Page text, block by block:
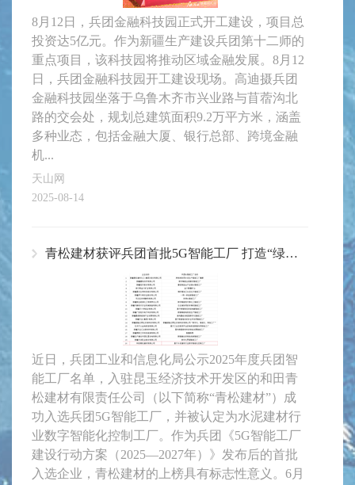
8月12日，兵团金融科技园正式开工建设，项目总
投资达5亿元。作为新疆生产建设兵团第十二师的
重点项目，该科技园将推动区域金融发展。8月12
日，兵团金融科技园开工建设现场。高迪摄兵团
金融科技园坐落于乌鲁木齐市兴业路与苜蓿沟北
路的交会处，规划总建筑面积9.2万平方米，涵盖
多种业态，包括金融大厦、银行总部、跨境金融
机...
天山网
2025-08-14
青松建材获评兵团首批5G智能工厂 打造“绿色+智能”双标杆示范企业
近日，兵团工业和信息化局公示2025年度兵团智
能工厂名单，入驻昆玉经济技术开发区的和田青
松建材有限责任公司（以下简称“青松建材”）成
功入选兵团5G智能工厂，并被认定为水泥建材行
业数字智能化控制工厂。作为兵团《5G智能工厂
建设行动方案（2025—2027年）》发布后的首批
入选企业，青松建材的上榜具有标志性意义。6月